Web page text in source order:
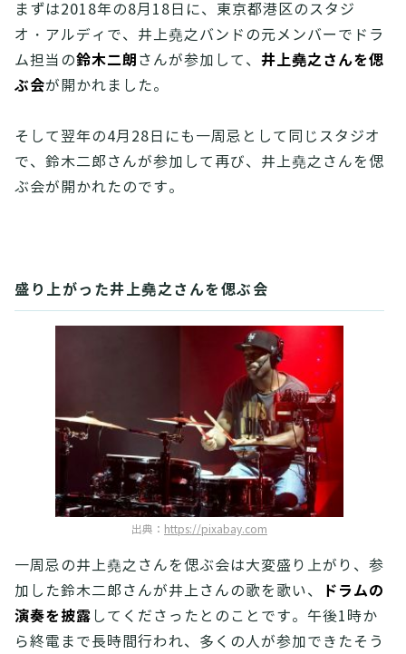
まずは2018年の8月18日に、東京都港区のスタジ
オ・アルディで、井上堯之バンドの元メンバーでドラ
ム担当の鈴木二朗 さんが参加して、 井上堯之さんを偲
ぶ会が開かれました。
そして翌年の4月28日にも一周忌として同じスタジオ
で、鈴木二郎さんが参加して再び、井上堯之さんを偲
ぶ会が開かれたのです。
盛り上がった井上堯之さんを偲ぶ会
出典： https://pixabay.com
一周忌の井上堯之さんを偲ぶ会は大変盛り上がり、参
加した鈴木二郎さんが井上さんの歌を歌い、
ドラムの
演奏を披露 してくださったとのことです。午後1時か
ら終電まで長時間行われ、多くの人が参加できたそう